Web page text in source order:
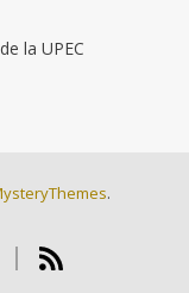
la UPEC
.
RSS